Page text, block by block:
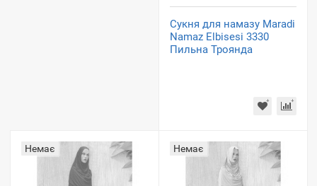
Сукня для намазу Maradi
Namaz Elbisesi 3330
Пильна Троянда
Немає Немає